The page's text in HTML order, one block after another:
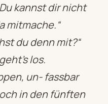
kannst dir nicht
mitmache.“
du denn mit?“
los.
un- fassbar
in den fünften